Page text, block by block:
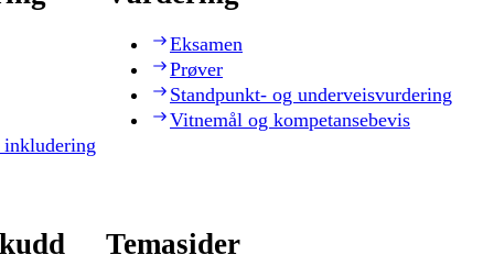
Eksamen
Prøver
Standpunkt- og underveisvurdering
Vitnemål og kompetansebevis
Temasider